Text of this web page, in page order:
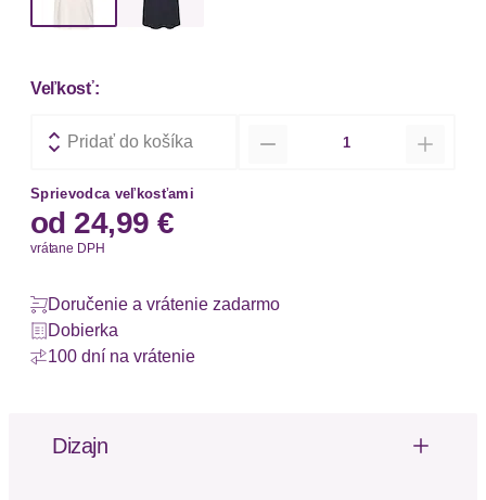
Veľkosť:
Pridať do košíka
Sprievodca veľkosťami
od 24,99 €
vrátane DPH
Doručenie a vrátenie zadarmo
Dobierka
100 dní na vrátenie
Dizajn